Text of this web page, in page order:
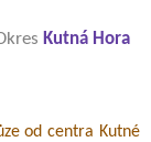
Kutná Hora
od centra Kutné